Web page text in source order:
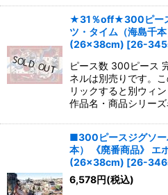
★31％off★300ピー
ツ・タイム（海島千
(26×38cm) [26-
ピース数 300ピース
ネルは別売りです。
リックすると別ウィ
作品名・商品シリー
■300ピースジグソー
本） 《廃番商品》
(26×38cm) [26-
6,578円(税込)